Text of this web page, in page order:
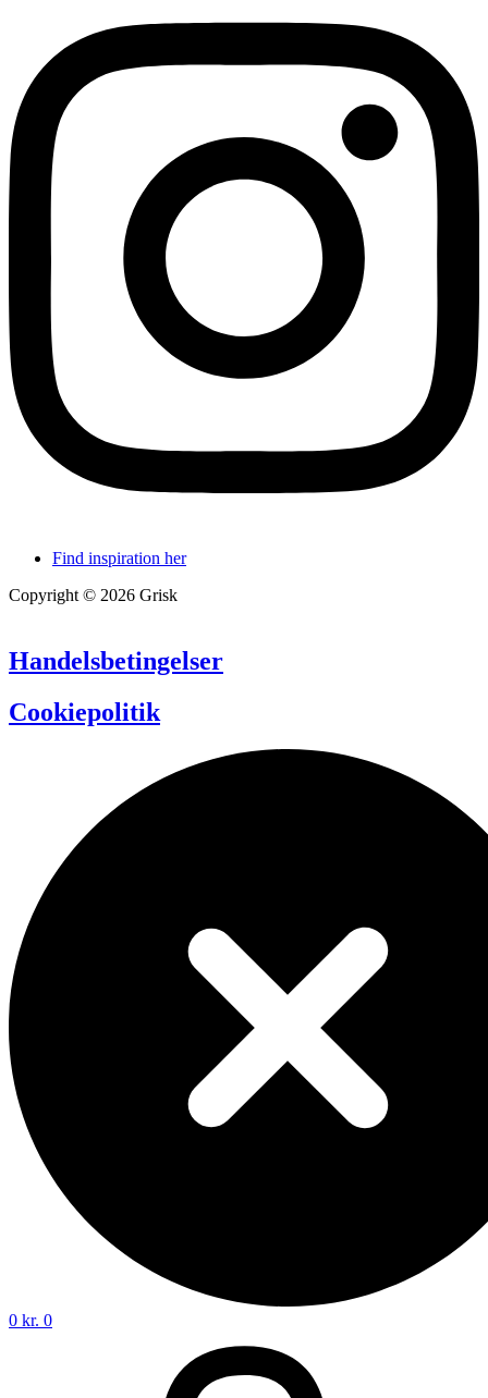
Find inspiration her
Copyright © 2026 Grisk
Handelsbetingelser
Cookiepolitik
0 kr. 0